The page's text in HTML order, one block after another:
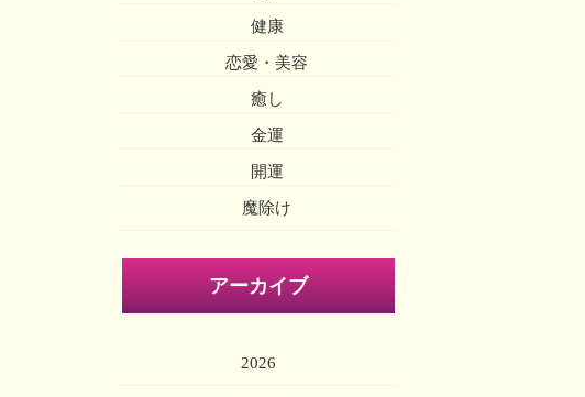
健康
恋愛・美容
癒し
金運
開運
魔除け
アーカイブ
2026